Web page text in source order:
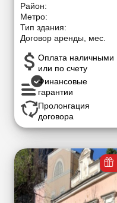
Район:
Метро:
Тип здания:
Договор аренды, мес.
Оплата наличными
или по счету
Финансовые
гарантии
Пролонгация
договора